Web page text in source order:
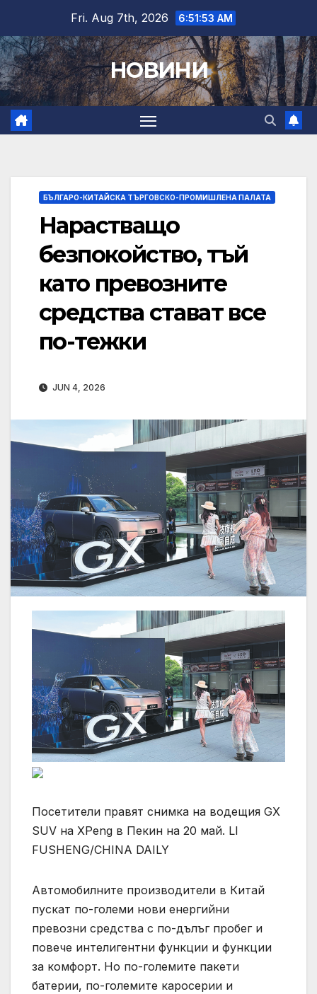
content
Fri. Aug 7th, 2026 6:51:54 AM
НОВИНИ
БЪЛГАРО-КИТАЙСКА ТЪРГОВСКО-ПРОМИШЛЕНА ПАЛАТА
Нарастващо
безпокойство, тъй
като превозните
средства стават все
по-тежки
JUN 4, 2026
Посетители правят снимка на водещия GX
SUV на XPeng в Пекин на 20 май. LI
FUSHENG/CHINA DAILY
Автомобилните производители в Китай
пускат по-големи нови енергийни
превозни средства с по-дълъг пробег и
повече интелигентни функции и функции
за комфорт. Но по-големите пакети
батерии, по-големите каросерии и